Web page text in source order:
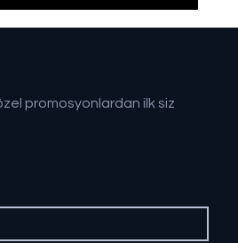
promosyonlardan ilk siz